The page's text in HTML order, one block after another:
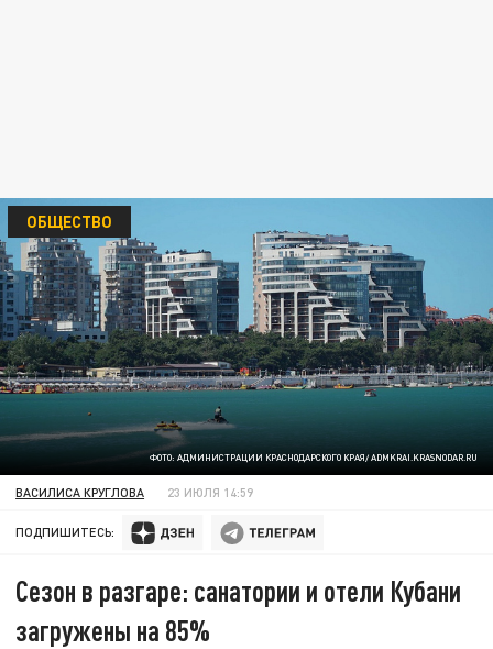
ФОТО: АДМИНИСТРАЦИИ КРАСНОДАРСКОГО КРАЯ/ ADMKRAI.KRASNODAR.RU
ОБЩЕСТВО
ВАСИЛИСА КРУГЛОВА 23 ИЮЛЯ 14:59
ПОДПИШИТЕСЬ:
Сезон в разгаре: санатории и отели Кубани
загружены на 85%